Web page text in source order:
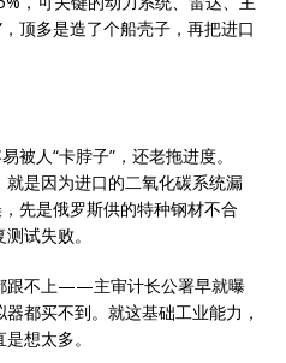
顶多是造了个船壳子，再把进口
被人“卡脖子”，还老拖进度。
就是因为进口的二氧化碳系统漏
先是俄罗斯供的特种钢材不合
试失败。
跟不上——主审计长公署早就曝
都买不到。就这基础工业能力，
想太多。